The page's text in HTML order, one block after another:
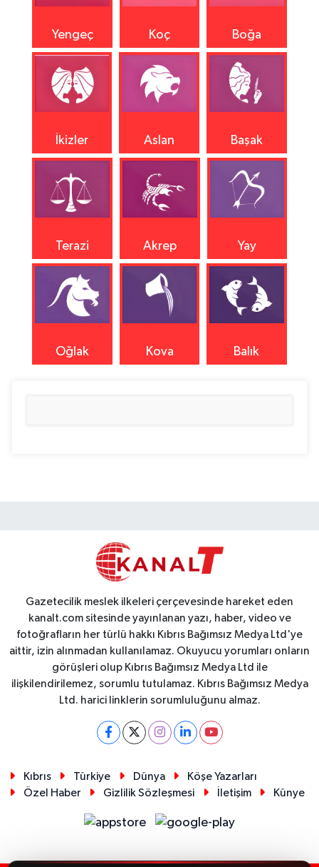
Yengeç Koç Boğa
İkizler Aslan Başak
Terazi Akrep Yay
Oğlak Kova Balık
Gazetecilik meslek ilkeleri çerçevesinde hareket eden
kanalt.com sitesinde yayınlanan yazı, haber, video ve
fotoğrafların her türlü hakkı Kıbrıs Bağımsız Medya Ltd'ye
aittir, izin alınmadan kullanılamaz. Okuyucu yorumları onların
görüşleri olup Kıbrıs Bağımsız Medya Ltd ile
ilişkilendirilemez, sorumlu tutulamaz. Kıbrıs Bağımsız Medya
Ltd. harici linklerin sorumluluğunu almaz.
Kıbrıs Türkiye Dünya
Köşe Yazarları
Özel Haber
Gizlilik Sözleşmesi İletişim Künye